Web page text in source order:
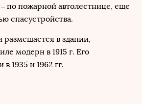
по пожарной автолестнице, еще
спасустройства.
размещается в здании,
модерн в 1915 г. Его
1935 и 1962 гг.